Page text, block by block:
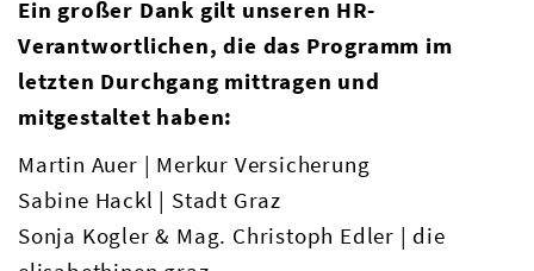
Ein großer Dank gilt unseren HR-
Verantwortlichen, die das Programm im
letzten Durchgang mittragen und
mitgestaltet haben:
Martin Auer | Merkur Versicherung
Sabine Hackl | Stadt Graz
Sonja Kogler & Mag. Christoph Edler | die